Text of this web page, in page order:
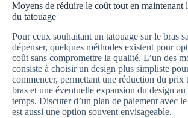
Moyens de réduire le coût tout en maintenant
du tatouage
Pour ceux souhaitant un tatouage sur le bras
dépenser, quelques méthodes existent pour
coût sans compromettre la qualité. L’un des
consiste à choisir un design plus simpliste
commencer, permettant une réduction du prix
bras et une éventuelle expansion du design
temps. Discuter d’un plan de paiement avec
est aussi une option souvent envisageable.